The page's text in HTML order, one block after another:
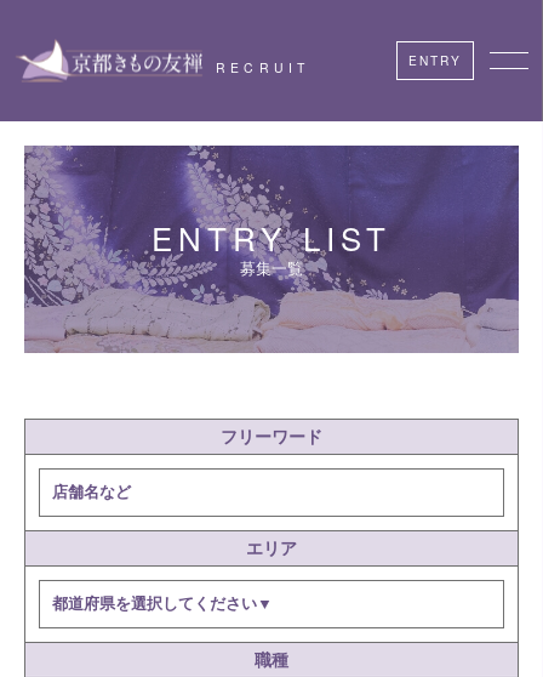
RECRUIT ENTRY
ENTRY LIST
募集一覧
フリーワード
エリア
職種